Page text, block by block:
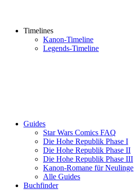
Timelines
Kanon-Timeline
Legends-Timeline
Guides
Star Wars Comics FAQ
Die Hohe Republik Phase I
Die Hohe Republik Phase II
Die Hohe Republik Phase III
Kanon-Romane für Neulinge
Alle Guides
Buchfinder